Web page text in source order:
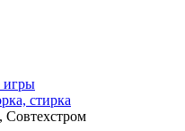
игры
стирка